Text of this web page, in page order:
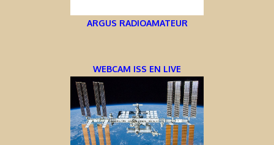
ARGUS RADIOAMATEUR
WEBCAM ISS EN LIVE